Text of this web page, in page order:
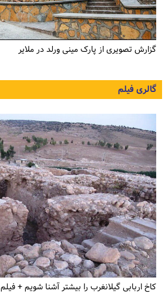
گزارش تصویری از پارک مینی ورلد در ملایر
گالری فیلم
کاخ اربابی گیلانغرب را بیشتر آشنا شویم + فیلم